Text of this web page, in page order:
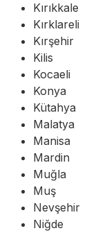
Kırıkkale
Kırklareli
Kırşehir
Kilis
Kocaeli
Konya
Kütahya
Malatya
Manisa
Mardin
Muğla
Muş
Nevşehir
Niğde